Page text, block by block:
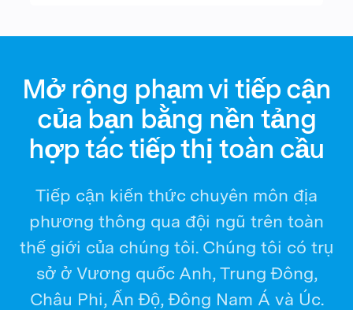
Mở rộng phạm vi tiếp cận
của bạn bằng nền tảng
hợp tác tiếp thị toàn cầu
Tiếp cận kiến thức chuyên môn địa
phương thông qua đội ngũ trên toàn
thế giới của chúng tôi. Chúng tôi có trụ
sở ở Vương quốc Anh, Trung Đông,
Châu Phi, Ấn Độ, Đông Nam Á và Úc.